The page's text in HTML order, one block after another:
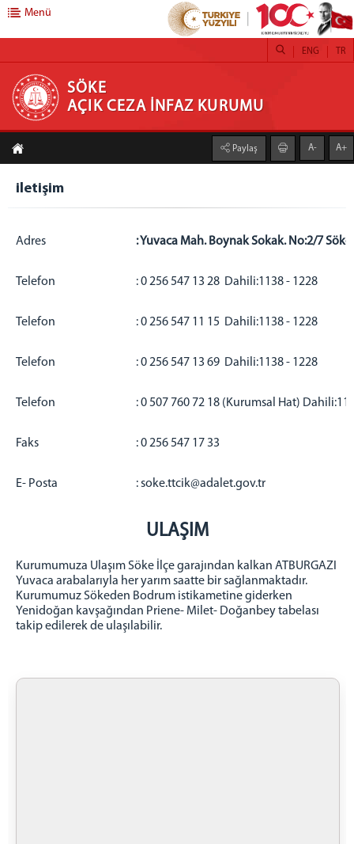
SÖKE AÇIK CEZA İNFAZ KURUMU
ANASAYFA
KURUMUMUZ
KAPALI CEZAEVİ
Eğitim Birimi
Emanet Para Bürosu
İLETİŞİM
Menü
SÖKE
AÇIK CEZA İNFAZ KURUMU
TR
ENG
Paylaş A- A+
iletişim
Adres : Yuvaca Mah. Boynak Sokak. No:2/7
Telefon : 0 256 547 13 28 Dahili:1138 - 1228
Telefon : 0 256 547 11 15 Dahili:1138 - 1228
Telefon : 0 256 547 13 69 Dahili:1138 - 1228
Telefon : 0 507 760 72 18 (Kurumsal Hat)
Faks : 0 256 547 17 33
E- Posta : soke.ttcik@adalet.gov.tr
ULAŞIM
Kurumumuza Ulaşım Söke İlçe garajından kalkan ATBURGAZI
Yuvaca arabalarıyla her yarım saatte bir sağlanmaktadır.
Kurumumuz Sökeden Bodrum istikametine giderken
Yenidoğan kavşağından Priene- Milet- Doğanbey tabelası
takip edilerek de ulaşılabilir.